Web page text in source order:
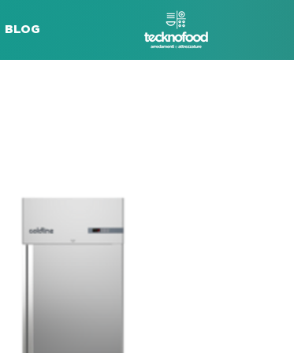
BLOG